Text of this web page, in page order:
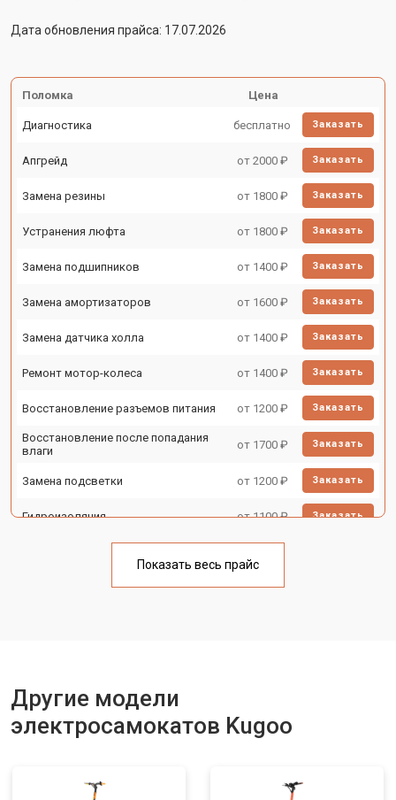
Дата обновления прайса: 17.07.2026
Поломка Цена
Диагностика бесплатно Заказать
Апгрейд от 2000 ₽ Заказать
Замена резины от 1800 ₽ Заказать
Устранения люфта от 1800 ₽ Заказать
Замена подшипников от 1400 ₽ Заказать
Замена амортизаторов от 1600 ₽ Заказать
Замена датчика холла от 1400 ₽ Заказать
Ремонт мотор-колеса от 1400 ₽ Заказать
Восстановление разъемов питания от 1200 ₽ Заказать
Восстановление после попадания
влаги
от 1700 ₽ Заказать
Замена подсветки от 1200 ₽ Заказать
Гидроизоляция от 1100 ₽ Заказать
Ремонт платы управления
от 1800 ₽
Замена элемента освещения
Показать весь прайс
Другие модели
электросамокатов Kugoo